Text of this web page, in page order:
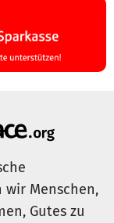
Menschen,
Gutes zu